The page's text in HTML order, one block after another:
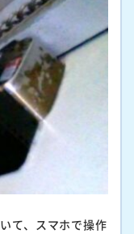
て、スマホで操作